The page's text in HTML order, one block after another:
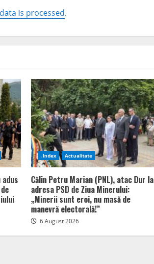
is processed.
.Index Actualitate
Călin Petru Marian (PNL), atac Dur la
adresa PSD de Ziua Minerului:
„Minerii sunt eroi, nu masă de
manevră electorală!”
6 August 2026